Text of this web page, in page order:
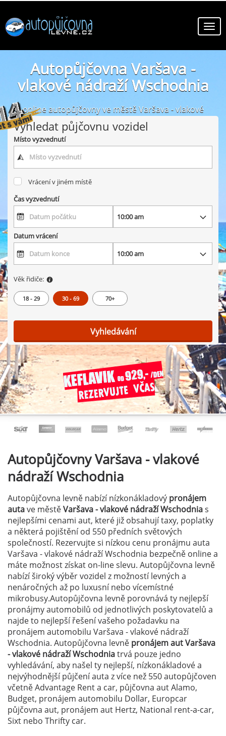
Autopůjčovna Varšava -
vlakové nádraží Wschodnia
online autopůjčovny ve městě Varšava - vlakové
nádraží Wschodnia
Vyhledat půjčovnu vozidel
Místo vyzvednutí
Vrácení v jiném místě
Čas vyzvednutí
Datum vrácení
Věk řidiče:
18 - 29 30 - 69 70+
Vyhledávání
AutopůjčovnyVaršava - vlakové
nádraží Wschodnia
Autopůjčovna levně nabízí nízkonákladový pronájem
autave městěVaršava - vlakové nádraží Wschodnias
nejlepšími cenami aut, které již obsahují taxy, poplatky
a některá pojištění od 550 předních světových
společností. Rezervujte si nízkou cenu pronájmu auta
Varšava - vlakové nádraží Wschodnia bezpečně online a
máte možnost získat on-line slevu. Autopůjčovna levně
nabízí široký výběr vozidel z možností levných a
nenáročných až po luxusní nebo vícemístné
mikrobusy.Autopůjčovna levně porovnává ty nejlepší
pronájmy automobilů od jednotlivých poskytovatelů a
najde to nejlepší řešení vašeho požadavku na
pronájem automobilu Varšava - vlakové nádraží
Wschodnia. Autopůjčovna levně pronájem aut Varšava
- vlakové nádraží Wschodniatrvá pouze jedno
vyhledávání, aby našel ty nejlepší, nízkonákladové a
nejvýhodnější půjčení auta z více než 550 autopůjčoven
včetně Advantage Rent a car, půjčovna aut Alamo,
Budget, pronájem automobilu Dollar, Europcar
půjčovna aut, pronájem aut Hertz, National rent-a-car,
Sixt nebo Thrifty car.